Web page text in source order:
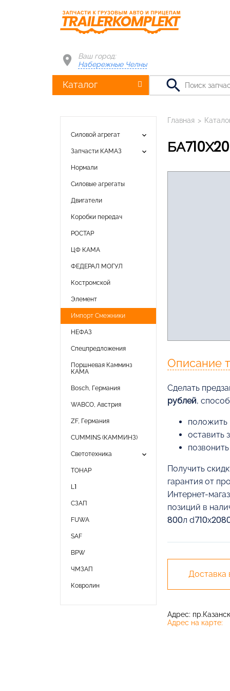
Ваш город:
Набережные Челны
Каталог search
Силовой агрегат keyboard_arrow_down
Запчасти КАМАЗ keyboard_arrow_down
Нормали
Силовые агрегаты
Двигатели
Коробки передач
РОСТАР
ЦФ КАМА
ФЕДЕРАЛ МОГУЛ
Костромской
Элемент
Импорт Смежники
НЕФАЗ
Спецпредложения
Поршневая Камминз
КАМА
Bosch, Германия
WABCO, Австрия
ZF, Германия
CUMMINS (КАММИНЗ)
Светотехника keyboard_arrow_down
ТОНАР
L1
СЗАП
FUWA
SAF
BPW
ЧМЗАП
Ковролин
Главная >
Описание
Cделать
рублей,
положить
оставить
Получить
гарантия от
Интернет-
позиций в
800л
Адрес:
Адрес на карте: